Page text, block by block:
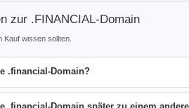
zur .FINANCIAL-Domain
Kauf wissen sollten.
.financial-Domain?